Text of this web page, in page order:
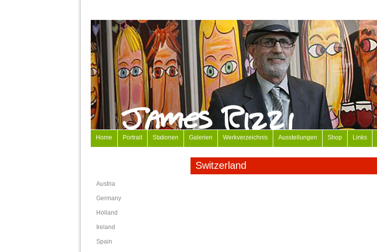
Home Portrait Stationen Galerien Werkverzeichnis Ausstellungen Shop Links
Austria
Germany
Holland
Ireland
Spain
Switzerland